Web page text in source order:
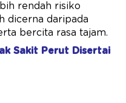
rendah risiko
dicerna daripada
bercita rasa tajam.
Sakit Perut Disertai